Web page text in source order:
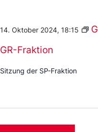
GR-Fraktion
14. Oktober 2024, 18:15
Sitzung der SP-Fraktion